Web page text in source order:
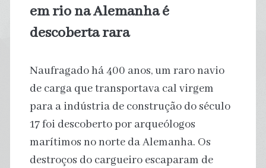
em rio na Alemanha é
descoberta rara
Naufragado há 400 anos, um raro navio
de carga que transportava cal virgem
para a indústria de construção do século
17 foi descoberto por arqueólogos
marítimos no norte da Alemanha. Os
destroços do cargueiro escaparam de